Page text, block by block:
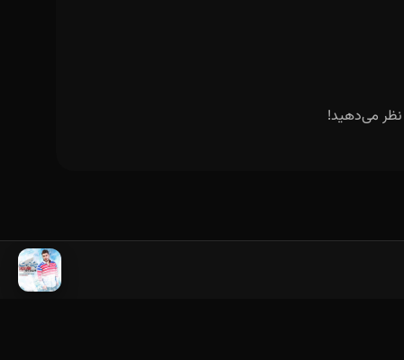
نظر می‌دهید!